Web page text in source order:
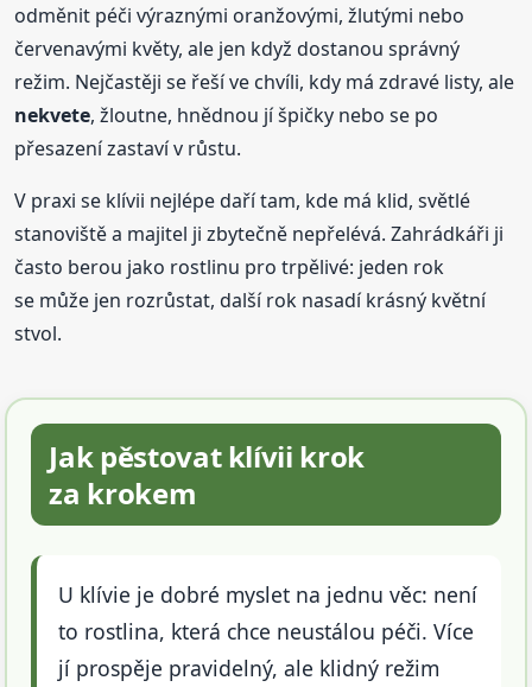
odměnit péči výraznými oranžovými, žlutými nebo
červenavými květy, ale jen když dostanou správný
režim. Nejčastěji se řeší ve chvíli, kdy má zdravé listy, ale
nekvete, žloutne, hnědnou jí špičky nebo se po
přesazení zastaví v růstu.
V praxi se klívii nejlépe daří tam, kde má klid, světlé
stanoviště a majitel ji zbytečně nepřelévá. Zahrádkáři ji
často berou jako rostlinu pro trpělivé: jeden rok
se může jen rozrůstat, další rok nasadí krásný květní
stvol.
Jak pěstovat klívii krok
za krokem
U klívie je dobré myslet na jednu věc: není
to rostlina, která chce neustálou péči. Více
jí prospěje pravidelný, ale klidný režim